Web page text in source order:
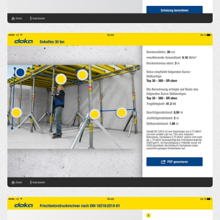
Open
Open